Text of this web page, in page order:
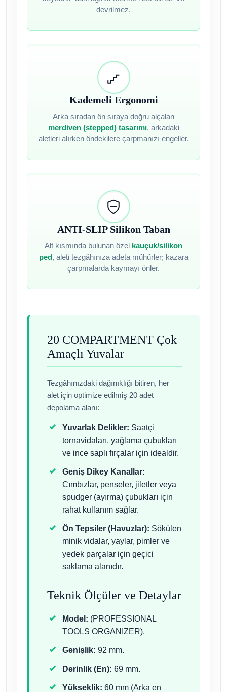
devrilmez.
Kademeli Ergonomi
Arka sıradan ön sıraya doğru alçalan
merdiven (stepped) tasarımı, arkadaki
aletleri alırken öndekilere çarpmanızı engeller.
ANTI-SLIP Silikon Taban
Alt kısmında bulunan özel kauçuk/silikon
ped, aleti tezgâhınıza adeta mühürler; kazara
çarpmalarda kaymayı önler.
20 COMPARTMENT Çok
Amaçlı Yuvalar
Tezgâhınızdaki dağınıklığı bitiren, her
alet için optimize edilmiş 20 adet
depolama alanı:
Yuvarlak Delikler: Saatçi
tornavidaları, yağlama çubukları
ve ince saplı fırçalar için idealdir.
Geniş Dikey Kanallar:
Cımbızlar, penseler, jiletler veya
spudger (ayırma) çubukları için
rahat kullanım sağlar.
Ön Tepsiler (Havuzlar): Sökülen
minik vidalar, yaylar, pimler ve
yedek parçalar için geçici
saklama alanıdır.
Teknik Ölçüler ve Detaylar
Model: (PROFESSIONAL
TOOLS ORGANIZER).
Genişlik: 92 mm.
Derinlik (En): 69 mm.
Yükseklik: 60 mm (Arka en